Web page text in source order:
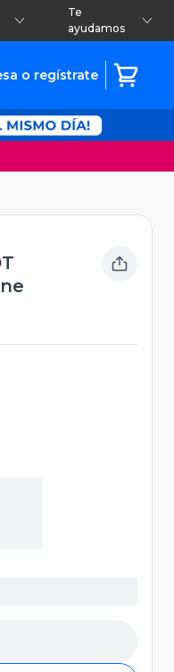
Te
ayudamos
o regístrate